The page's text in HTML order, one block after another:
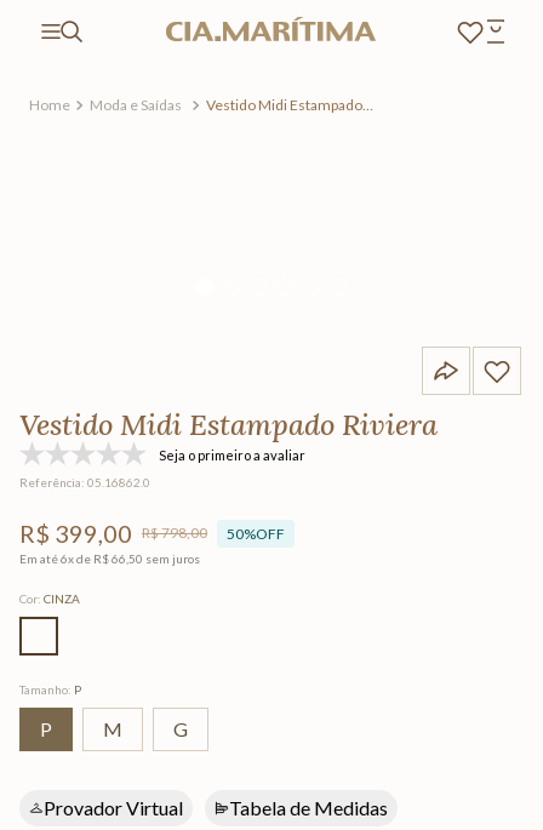
Moda e Saídas
Vestido Midi Estampado
Vestido Midi Estampado Riviera
Seja o primeiro a avaliar
Referência: 05.16862.0
R$ 399,00 R$798,00 50%OFF
Em até6x de R$66 50 sem juros
Cor: CINZA
Tamanho: P
P M G
Provador Virtual Tabela de Medidas